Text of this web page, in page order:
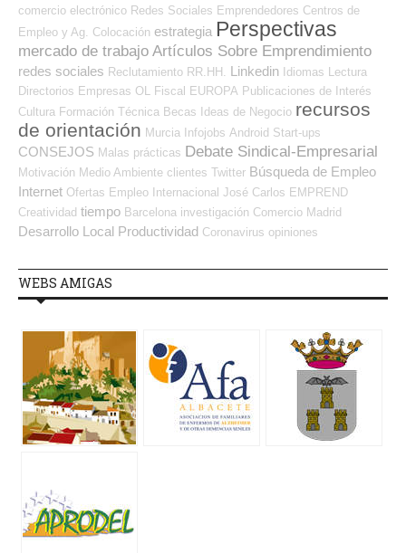
comercio electrónico Redes Sociales Emprendedores Centros de
Empleo y Ag. Colocación estrategia Perspectivas
mercado de trabajo Artículos Sobre Emprendimiento
redes sociales Reclutamiento RR.HH. Linkedin Idiomas
Lectura
Directorios Empresas OL
Fiscal EUROPA Publicaciones de Interés
Cultura Formación Técnica Becas Ideas de Negocio recursos
de orientación Murcia Infojobs Android Start-ups
CONSEJOS Malas prácticas Debate Sindical-Empresarial
Motivación Medio Ambiente clientes Twitter Búsqueda de Empleo
Internet Ofertas Empleo Internacional José Carlos EMPREND
Creatividad tiempo Barcelona investigación Comercio Madrid
Desarrollo Local Productividad Coronavirus opiniones
WEBS AMIGAS